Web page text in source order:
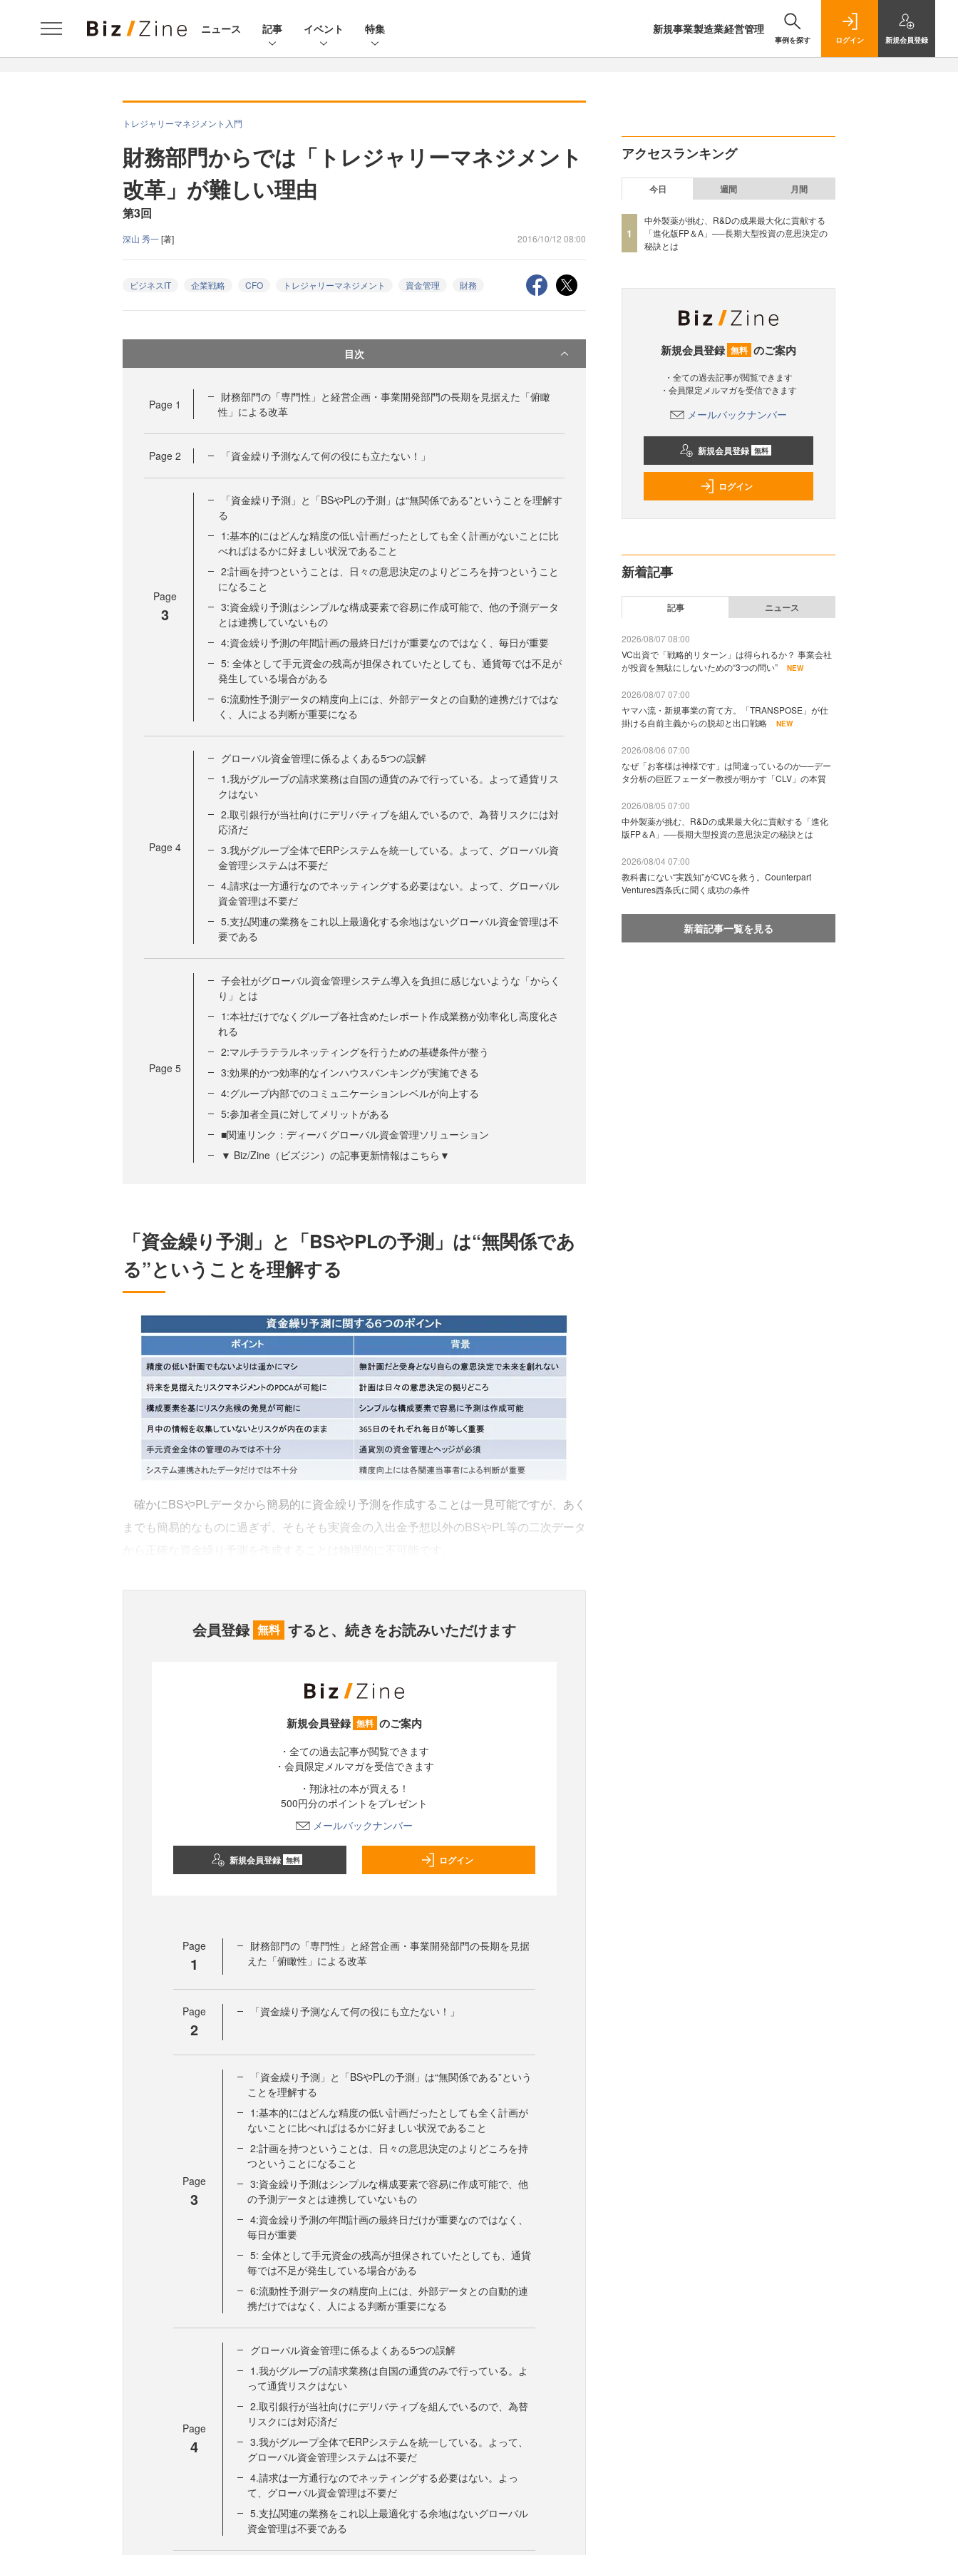
ニュース 記事 イベント 特集 新規事業製造業経営管理
事例を探す ログイン 新規会員登録
トレジャリーマネジメント入門
財務部門からでは「トレジャリーマネジメント
改革」が難しい理由
第3回
深山 秀一[著] 2016/10/12 08:00
ビジネスIT 企業戦略 CFO トレジャリーマネジメント 資金管理 財務
目次
Page 1
財務部門の「専門性」と経営企画・事業開発部門の長期を見据えた「俯瞰
性」による改革
Page 2 「資金繰り予測なんて何の役にも立たない！」
Page
3
「資金繰り予測」と「BSやPLの予測」は“無関係である”ということを理解す
る
1:基本的にはどんな精度の低い計画だったとしても全く計画がないことに比
べればはるかに好ましい状況であること
2:計画を持つということは、日々の意思決定のよりどころを持つということ
になること
3:資金繰り予測はシンプルな構成要素で容易に作成可能で、他の予測データ
とは連携していないもの
4:資金繰り予測の年間計画の最終日だけが重要なのではなく、毎日が重要
5: 全体として手元資金の残高が担保されていたとしても、通貨毎では不足が
発生している場合がある
6:流動性予測データの精度向上には、外部データとの自動的連携だけではな
く、人による判断が重要になる
Page 4
グローバル資金管理に係るよくある5つの誤解
1.我がグループの請求業務は自国の通貨のみで行っている。よって通貨リス
クはない
2.取引銀行が当社向けにデリバティブを組んでいるので、為替リスクには対
応済だ
3.我がグループ全体でERPシステムを統一している。よって、グローバル資
金管理システムは不要だ
4.請求は一方通行なのでネッティングする必要はない。よって、グローバル
資金管理は不要だ
5.支払関連の業務をこれ以上最適化する余地はないグローバル資金管理は不
要である
Page 5
子会社がグローバル資金管理システム導入を負担に感じないような「からく
り」とは
1:本社だけでなくグループ各社含めたレポート作成業務が効率化し高度化さ
れる
2:マルチラテラルネッティングを行うための基礎条件が整う
3:効果的かつ効率的なインハウスバンキングが実施できる
4:グループ内部でのコミュニケーションレベルが向上する
5:参加者全員に対してメリットがある
■関連リンク：ディーバ グローバル資金管理ソリューション
▼ Biz/Zine（ビズジン）の記事更新情報はこちら▼
「資金繰り予測」と「BSやPLの予測」は“無関係であ
る”ということを理解する
確かにBSやPLデータから簡易的に資金繰り予測を作成することは一見可能ですが、あく
までも簡易的なものに過ぎず、そもそも実資金の入出金予想以外のBSやPL等の二次データ
会員登録 無料 すると、続きをお読みいただけます
新規会員登録 無料 のご案内
・全ての過去記事が閲覧できます
・会員限定メルマガを受信できます
・翔泳社の本が買える！
500円分のポイントをプレゼント
メールバックナンバー
新規会員登録 無料 ログイン
Page
1
財務部門の「専門性」と経営企画・事業開発部門の長期を見据
えた「俯瞰性」による改革
Page
2
「資金繰り予測なんて何の役にも立たない！」
Page
3
「資金繰り予測」と「BSやPLの予測」は“無関係である”という
ことを理解する
1:基本的にはどんな精度の低い計画だったとしても全く計画が
ないことに比べればはるかに好ましい状況であること
2:計画を持つということは、日々の意思決定のよりどころを持
つということになること
3:資金繰り予測はシンプルな構成要素で容易に作成可能で、他
の予測データとは連携していないもの
4:資金繰り予測の年間計画の最終日だけが重要なのではなく、
毎日が重要
5: 全体として手元資金の残高が担保されていたとしても、通貨
毎では不足が発生している場合がある
6:流動性予測データの精度向上には、外部データとの自動的連
携だけではなく、人による判断が重要になる
Page
4
グローバル資金管理に係るよくある5つの誤解
1.我がグループの請求業務は自国の通貨のみで行っている。よ
って通貨リスクはない
2.取引銀行が当社向けにデリバティブを組んでいるので、為替
リスクには対応済だ
3.我がグループ全体でERPシステムを統一している。よって、
グローバル資金管理システムは不要だ
4.請求は一方通行なのでネッティングする必要はない。よっ
て、グローバル資金管理は不要だ
5.支払関連の業務をこれ以上最適化する余地はないグローバル
資金管理は不要である
アクセスランキング
今日 週間 月間
1
中外製薬が挑む、R&Dの成果最大化に貢献する
「進化版FP＆A」──長期大型投資の意思決定の
秘訣とは
新規会員登録 無料 のご案内
・全ての過去記事が閲覧できます
・会員限定メルマガを受信できます
メールバックナンバー
新規会員登録 無料
ログイン
新着記事
記事 ニュース
2026/08/07 08:00
VC出資で「戦略的リターン」は得られるか？ 事業会社
が投資を無駄にしないための“3つの問い”
NEW
2026/08/07 07:00
ヤマハ流・新規事業の育て方。「TRANSPOSE」が仕
掛ける自前主義からの脱却と出口戦略
NEW
2026/08/06 07:00
なぜ「お客様は神様です」は間違っているのか──デー
タ分析の巨匠フェーダー教授が明かす「CLV」の本質
2026/08/05 07:00
中外製薬が挑む、R&Dの成果最大化に貢献する「進化
版FP＆A」──長期大型投資の意思決定の秘訣とは
2026/08/04 07:00
教科書にない“実践知”がCVCを救う。Counterpart
Ventures西条氏に聞く成功の条件
新着記事一覧を見る